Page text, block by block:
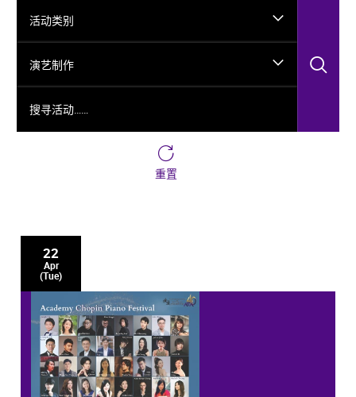
内艺术家。舞剧以新疆艺术剧院歌舞团和新疆师范大学
的青年舞者为班底，携手国内优秀青年舞蹈艺术家共同
出演。
活动类别
演艺制作
重置
22
Apr
(Tue)